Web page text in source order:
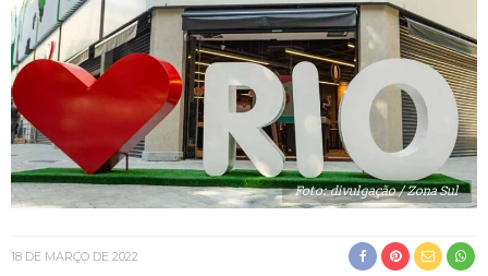
Foto: divulgação / Zona Sul
18 DE MARÇO DE 2022